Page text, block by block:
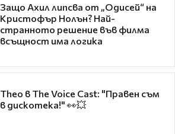
Защо Ахил липсва от „Одисей“ на
Кристофър Нолън? Най-
странното решение във филма
всъщност има логика
Theo в The Voice Cast: "Правен съм
в дискотека!" 👀💥